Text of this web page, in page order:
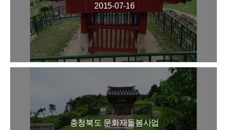
2015-07-16
충청북도 문화재돌봄사업